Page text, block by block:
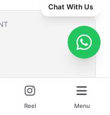
Reel Menu
Chat With Us